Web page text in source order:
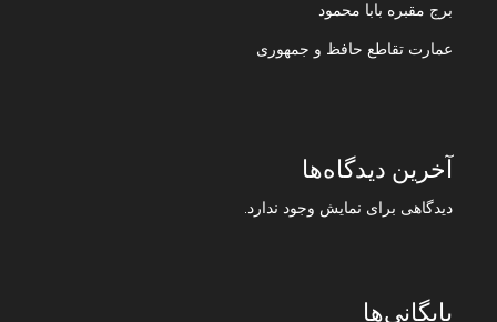
برج مقبره بابا محمود
عمارت تقاطع حافظ و جمهوری
آخرین دیدگاه‌ها
دیدگاهی برای نمایش وجود ندارد.
بایگانی‌ها